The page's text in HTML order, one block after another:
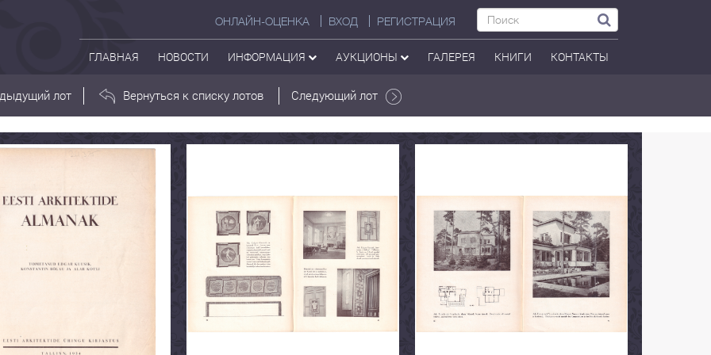
ОНЛАЙН-ОЦЕНКА ВХОД РЕГИСТРАЦИЯ
ГЛАВНАЯ НОВОСТИ ИНФОРМАЦИЯ АУКЦИОНЫ ГАЛЕРЕЯ КНИГИ КОНТАКТЫ
лот Вернуться к списку лотов Следующий лот